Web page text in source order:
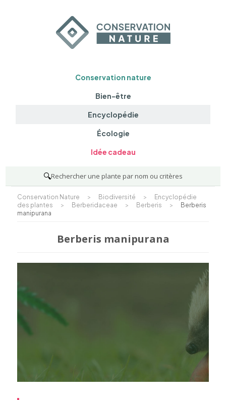
Conservation nature
Bien-être
Encyclopédie
Écologie
Idée cadeau
🔍Rechercher une plante par nom ou critères
Conservation Nature > Biodiversité >
Encyclopédie
des plantes
> Berberidaceae > Berberis >
Berberis
manipurana
Berberis manipurana